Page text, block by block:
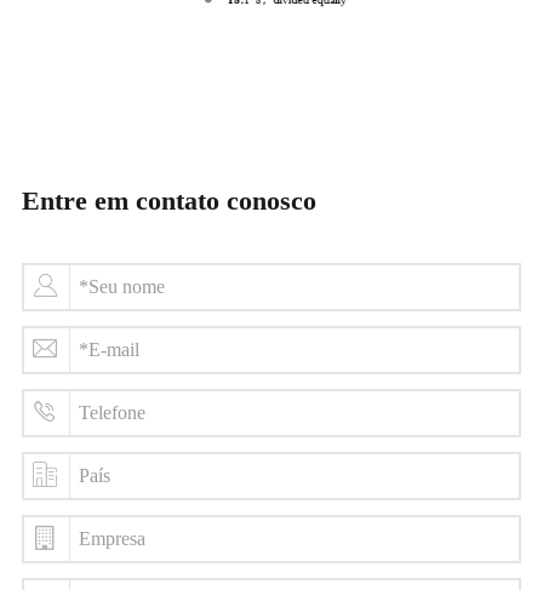
Entre em contato conosco